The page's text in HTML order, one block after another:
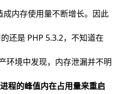
内存使用量不断增长。因此
还是 PHP 5.3.2，不知道在
境中发现，内存泄漏并不明
程的峰值内在占用量来重启